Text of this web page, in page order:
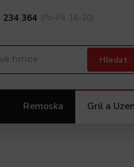
234 364 (Po-Pá, 16-20)
Hledat
Remoska Gril a